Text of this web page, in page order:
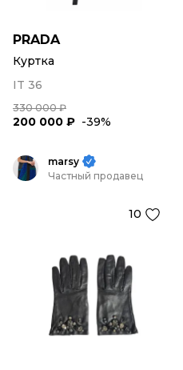
PRADA
Куртка
IT 36
330 000 ₽
200 000 ₽ -39%
marsy
Частный продавец
10